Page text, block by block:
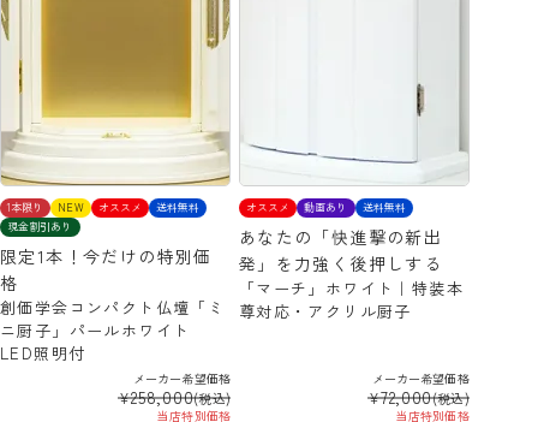
1本限り NEW オススメ
送料無料
現金割引あり
限定1本！今だけの特別価
格
創価学会コンパクト仏壇「ミ
ニ厨子」パールホワイト
LED照明付
メーカー希望価格
¥258,000(税込)
当店特別価格
オススメ 動画あり 送料無料
あなたの「快進撃の新出
発」を力強く後押しする
「マーチ」ホワイト｜特装本
尊対応・アクリル厨子
メーカー希望価格
¥72,000(税込)
当店特別価格